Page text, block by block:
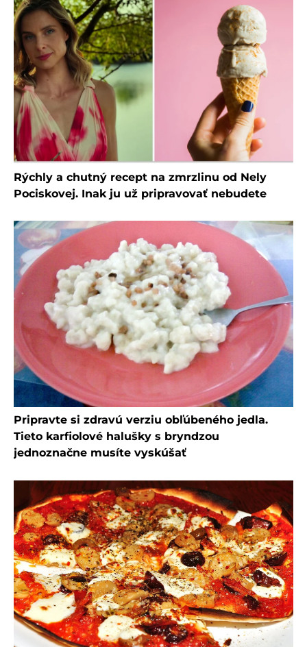
Rýchly a chutný recept na zmrzlinu od Nely
Pociskovej. Inak ju už pripravovať nebudete
Pripravte si zdravú verziu obľúbeného jedla.
Tieto karfiolové halušky s bryndzou
jednoznačne musíte vyskúšať